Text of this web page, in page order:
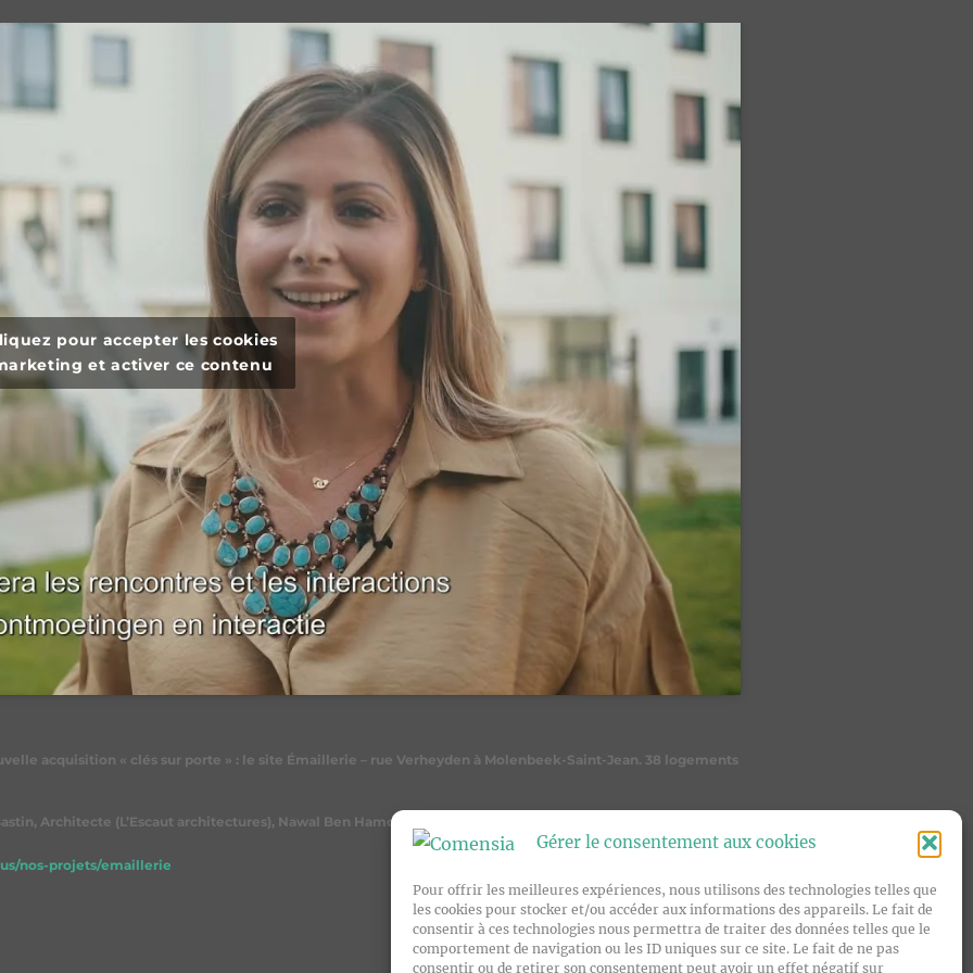
Gérer le consentement aux cookies
Pour offrir les meilleures expériences, nous utilisons des technologies telles que
les cookies pour stocker et/ou accéder aux informations des appareils. Le fait de
consentir à ces technologies nous permettra de traiter des données telles que le
comportement de navigation ou les ID uniques sur ce site. Le fait de ne pas
consentir ou de retirer son consentement peut avoir un effet négatif sur
pour accepter les cookies
et activer ce contenu
acquisition « clés sur porte » : le site Émaillerie – rue Verheyden à Molenbeek-Saint-Jean. 38 logements
Architecte (L’Escaut architectures), Nawal Ben Hamou, Secrétaire d’État au Logement et à l’Égalité des
nos-projets/emaillerie